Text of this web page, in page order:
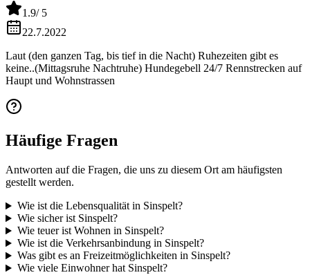
1.9/ 5
22.7.2022
Laut (den ganzen Tag, bis tief in die Nacht) Ruhezeiten gibt es
keine..(Mittagsruhe Nachtruhe) Hundegebell 24/7 Rennstrecken auf
Haupt und Wohnstrassen
Häufige Fragen
Antworten auf die Fragen, die uns zu diesem Ort am häufigsten
gestellt werden.
Wie ist die Lebensqualität in Sinspelt?
Wie sicher ist Sinspelt?
Wie teuer ist Wohnen in Sinspelt?
Wie ist die Verkehrsanbindung in Sinspelt?
Was gibt es an Freizeitmöglichkeiten in Sinspelt?
Wie viele Einwohner hat Sinspelt?